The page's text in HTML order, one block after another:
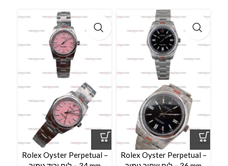
Rolex Oyster Perpetual –
Rolex Oyster Perpetual –